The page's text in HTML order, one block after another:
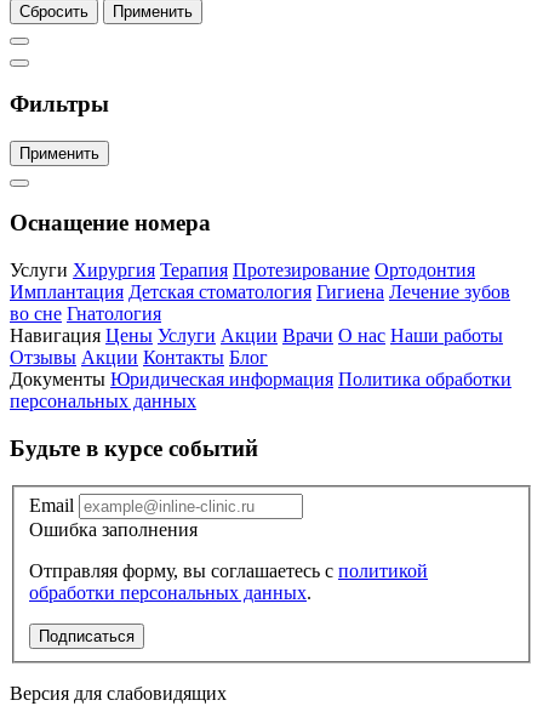
Сбросить Применить
Фильтры
Применить
Оснащение номера
Услуги Хирургия Терапия Протезирование Ортодонтия
Имплантация Детская стоматология Гигиена Лечение зубов
во сне Гнатология
Навигация Цены Услуги Акции Врачи О нас Наши работы
Отзывы Акции Контакты Блог
Документы Юридическая информация Политика обработки
персональных данных
Будьте в курсе событий
Email
Ошибка заполнения
Отправляя форму, вы соглашаетесь с политикой
обработки персональных данных.
Подписаться
Версия для слабовидящих